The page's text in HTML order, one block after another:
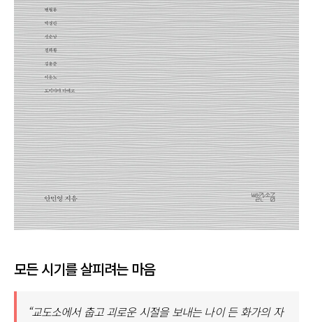
모든 시기를 살피려는 마음
“교도소에서 춥고 괴로운 시절을 보내는 나이 든 화가의 자